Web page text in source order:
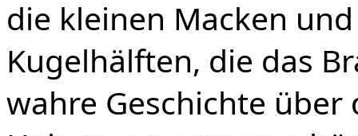
die kleinen Macken
Kugelhälften, die das
wahre Geschichte